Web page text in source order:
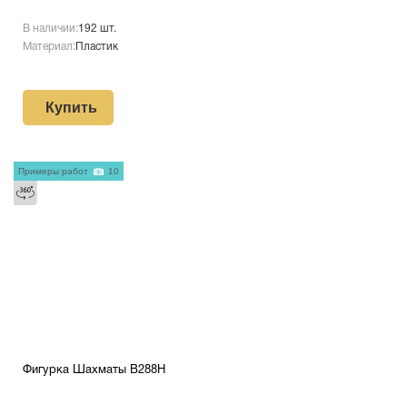
В наличии:192 шт.
Материал: Пластик
Купить
Фигурка Шахматы B288H
Примеры работ 10